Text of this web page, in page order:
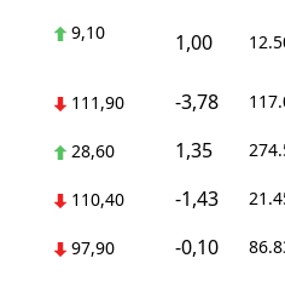
9,10 1,00
111,90 -3,78
28,60 1,35
110,40 -1,43
97,90 -0,10